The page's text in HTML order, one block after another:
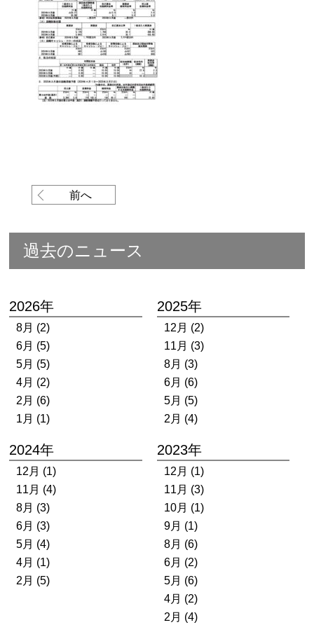
前へ
過去のニュース
2026年
8月 (2)
6月 (5)
5月 (5)
4月 (2)
2月 (6)
1月 (1)
2025年
12月 (2)
11月 (3)
8月 (3)
6月 (6)
5月 (5)
2月 (4)
2024年
12月 (1)
11月 (4)
8月 (3)
6月 (3)
5月 (4)
4月 (1)
2月 (5)
2023年
12月 (1)
11月 (3)
10月 (1)
9月 (1)
8月 (6)
6月 (2)
5月 (6)
4月 (2)
2月 (4)